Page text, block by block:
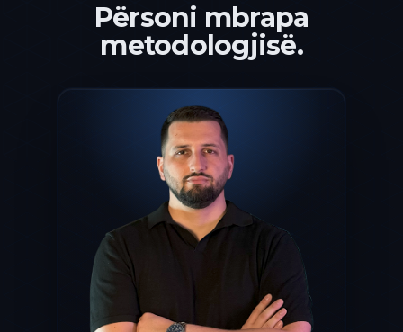
Përsoni mbrapa
metodologjisë.